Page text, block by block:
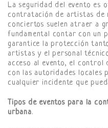
La seguridad del evento es
contratación de artistas de
conciertos suelen atraer a
fundamental contar con un
garantice la protección
artistas y el personal
acceso al evento, el control
con las autoridades locales
cualquier incidente que
Tipos de eventos para la
urbana.